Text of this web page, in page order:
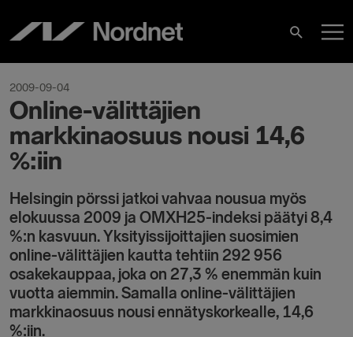
content
Search
2009-09-04
Online-välittäjien
markkinaosuus nousi 14,6
%:iin
Helsingin pörssi jatkoi vahvaa nousua myös
elokuussa 2009 ja OMXH25-indeksi päätyi 8,4
%:n kasvuun. Yksityissijoittajien suosimien
online-välittäjien kautta tehtiin 292 956
osakekauppaa, joka on 27,3 % enemmän kuin
vuotta aiemmin. Samalla online-välittäjien
markkinaosuus nousi ennätyskorkealle, 14,6
%:iin.